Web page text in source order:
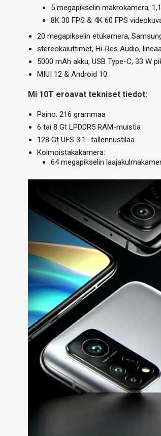
5 megapikselin makrokamera,
8K 30 FPS & 4K 60 FPS
20 megapikselin etukamera,
stereokaiuttimet, Hi-Res Audio,
5000 mAh akku, USB Type-C, 33 W
MIUI 12 & Android 10
Mi 10T eroavat tekniset tiedot:
Paino: 216 grammaa
6 tai 8 Gt LPDDR5 RAM-muistia
128 Gt UFS 3.1 -tallennustilaa
Kolmoistakakamera:
64 megapikselin